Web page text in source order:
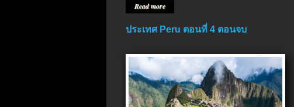
Read more
ประเทศ Peru ตอนที่ 4 ตอนจบ